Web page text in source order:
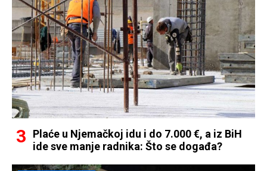
Plaće u Njemačkoj idu i do 7.000 €, a iz BiH
ide sve manje radnika: Što se događa?